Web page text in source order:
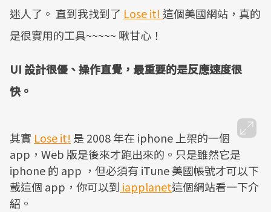
迷人了。 直到我找到了 Lose it! 這個美國網站，真的
是很實用的工具~~~~~ 啾甘心！
UI 設計很優、操作直覺，最重要的是反應速度很
快。
其實 Lose it! 是 2008 年在 iphone 上架的一個
app，Web 版是後來才跑出來的。只是雖然它是
iphone 的 app ，但必須有 iTune 美國帳號才可以下
載這個 app，你可以到 iapplanet這個網站看一下介
紹。